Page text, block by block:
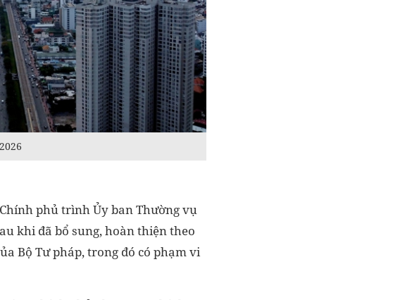
phủ trình Ủy ban Thường vụ
khi đã bổ sung, hoàn thiện theo
Bộ Tư pháp, trong đó có phạm vi